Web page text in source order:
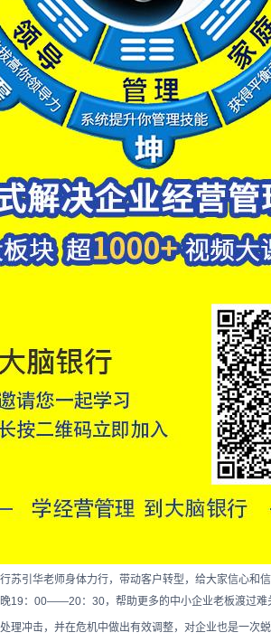
苏引华老师身体力行，带动客户转型，给大家信心和
19：00——20：30，帮助更多的中小企业老板渡过难
理冲击，并在危机中做出有效调整，对企业也是一次